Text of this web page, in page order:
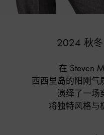
2024 秋冬
在 Steven
西西里岛的阳刚气
演绎了一场
将独特风格与